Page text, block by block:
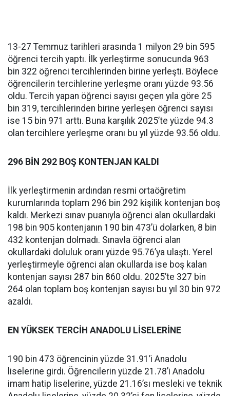
13-27 Temmuz tarihleri arasında 1 milyon 29 bin 595
öğrenci tercih yaptı. İlk yerleştirme sonucunda 963
bin 322 öğrenci tercihlerinden birine yerleşti. Böylece
öğrencilerin tercihlerine yerleşme oranı yüzde 93.56
oldu. Tercih yapan öğrenci sayısı geçen yıla göre 25
bin 319, tercihlerinden birine yerleşen öğrenci sayısı
ise 15 bin 971 arttı. Buna karşılık 2025’te yüzde 94.3
olan tercihlere yerleşme oranı bu yıl yüzde 93.56 oldu.
296 BİN 292 BOŞ KONTENJAN KALDI
İlk yerleştirmenin ardından resmi ortaöğretim
kurumlarında toplam 296 bin 292 kişilik kontenjan boş
kaldı. Merkezi sınav puanıyla öğrenci alan okullardaki
198 bin 905 kontenjanın 190 bin 473’ü dolarken, 8 bin
432 kontenjan dolmadı. Sınavla öğrenci alan
okullardaki doluluk oranı yüzde 95.76’ya ulaştı. Yerel
yerleştirmeyle öğrenci alan okullarda ise boş kalan
kontenjan sayısı 287 bin 860 oldu. 2025’te 327 bin
264 olan toplam boş kontenjan sayısı bu yıl 30 bin 972
azaldı.
EN YÜKSEK TERCİH ANADOLU LİSELERİNE
190 bin 473 öğrencinin yüzde 31.91’i Anadolu
liselerine girdi. Öğrencilerin yüzde 21.78’i Anadolu
imam hatip liselerine, yüzde 21.16’sı mesleki ve teknik